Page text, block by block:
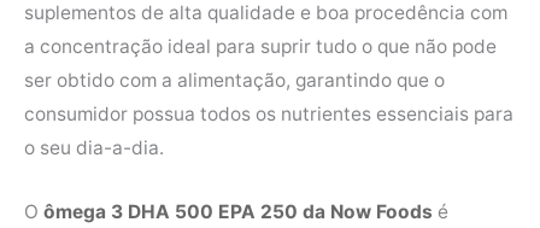
suplementos de alta qualidade e boa procedência com
a concentração ideal para suprir tudo o que não pode
ser obtido com a alimentação, garantindo que o
consumidor possua todos os nutrientes essenciais para
o seu dia-a-dia.
O ômega 3 DHA 500 EPA 250 da Now Foods é